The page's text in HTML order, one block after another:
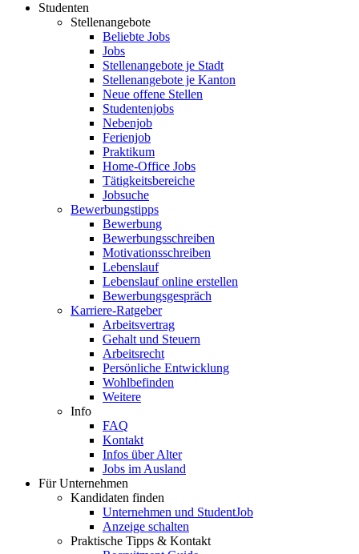
Studenten
Stellenangebote
Beliebte Jobs
Jobs
Stellenangebote je Stadt
Stellenangebote je Kanton
Neue offene Stellen
Studentenjobs
Nebenjob
Ferienjob
Praktikum
Home-Office Jobs
Tätigkeitsbereiche
Jobsuche
Bewerbungstipps
Bewerbung
Bewerbungsschreiben
Motivationsschreiben
Lebenslauf
Lebenslauf online erstellen
Bewerbungsgespräch
Karriere-Ratgeber
Arbeitsvertrag
Gehalt und Steuern
Arbeitsrecht
Persönliche Entwicklung
Wohlbefinden
Weitere
Info
FAQ
Kontakt
Infos über Alter
Jobs im Ausland
Für Unternehmen
Kandidaten finden
Unternehmen und StudentJob
Anzeige schalten
Praktische Tipps & Kontakt